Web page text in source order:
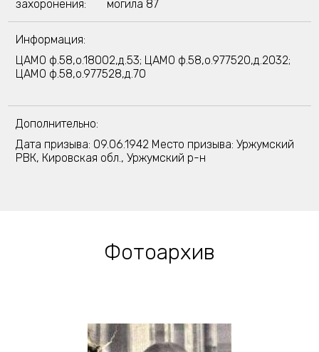
захоронения:
могила 87
Информация:
ЦАМО ф.58,о.18002,д.53; ЦАМО ф.58,о.977520,д.2032;
ЦАМО ф.58,о.977528,д.70
Дополнительно:
Дата призыва: 09.06.1942 Место призыва: Уржумский
РВК, Кировская обл., Уржумский р-н
Фотоархив